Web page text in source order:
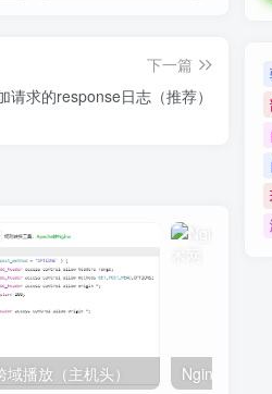
下一篇
请求的response日志（推荐）
播放（主机头） Nginx服务快